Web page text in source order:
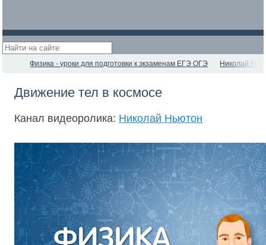
Физика - уроки для подготовки к экзаменам ЕГЭ ОГЭ Николай
Движение тел в космосе
Канал видеоролика: Николай Ньютон